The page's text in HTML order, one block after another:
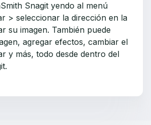
Snagit yendo al menú
> seleccionar la dirección en la
su imagen. También puede
agregar efectos, cambiar el
y más, todo desde dentro del